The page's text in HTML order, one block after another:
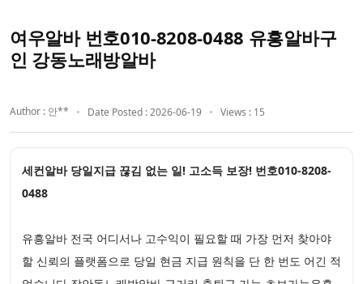
여우알바 번호010-8208-0488 유흥알바구
인 강동노래방알바
Author : 안** Date Posted : 2026-06-19 Views : 15
세컨알바 당일지급 끊김 없는 일! 고소득 보장! 번호010-8208-
0488
유흥알바 전국 어디서나 고수익이 필요할 때 가장 먼저 찾아야
할 신뢰의 플랫폼으로 당일 현금 지급 원칙을 단 한 번도 어긴 적